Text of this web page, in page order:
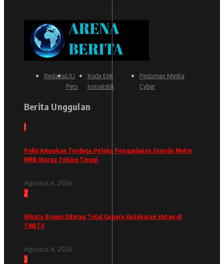
RedaksiUU
Pers
Kode Etik
Jurnalistik
Pedoman Media
Cyber
Berita Unggulan
1
Polisi Amankan Terduga Pelaku Penggelapan Sepeda Motor
Milik Warga Tebing Tinggi
Agustus 6, 2026
2
Wisata Bromo Ditutup Total Gegara Kebakaran Hutan di
TNBTS
Agustus 4, 2026
3